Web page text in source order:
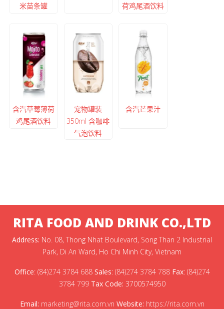
米苗条罐
荷鸡尾酒饮料
含汽草莓薄荷
鸡尾酒饮料
宠物罐装
350ml 含咖啡
气泡饮料
含汽芒果汁
RITA FOOD AND DRINK CO.,LTD
Address: No. 08, Thong Nhat Boulevard, Song Than 2 Industrial
Park, Di An Ward, Ho Chi Minh City, Vietnam
Office: (84)274 3784 688 Sales: (84)274 3784 788 Fax: (84)274
3784 799 Tax Code: 3700574950
Email: marketing@rita.com.vn Website: https://rita.com.vn